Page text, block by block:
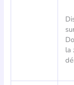
la